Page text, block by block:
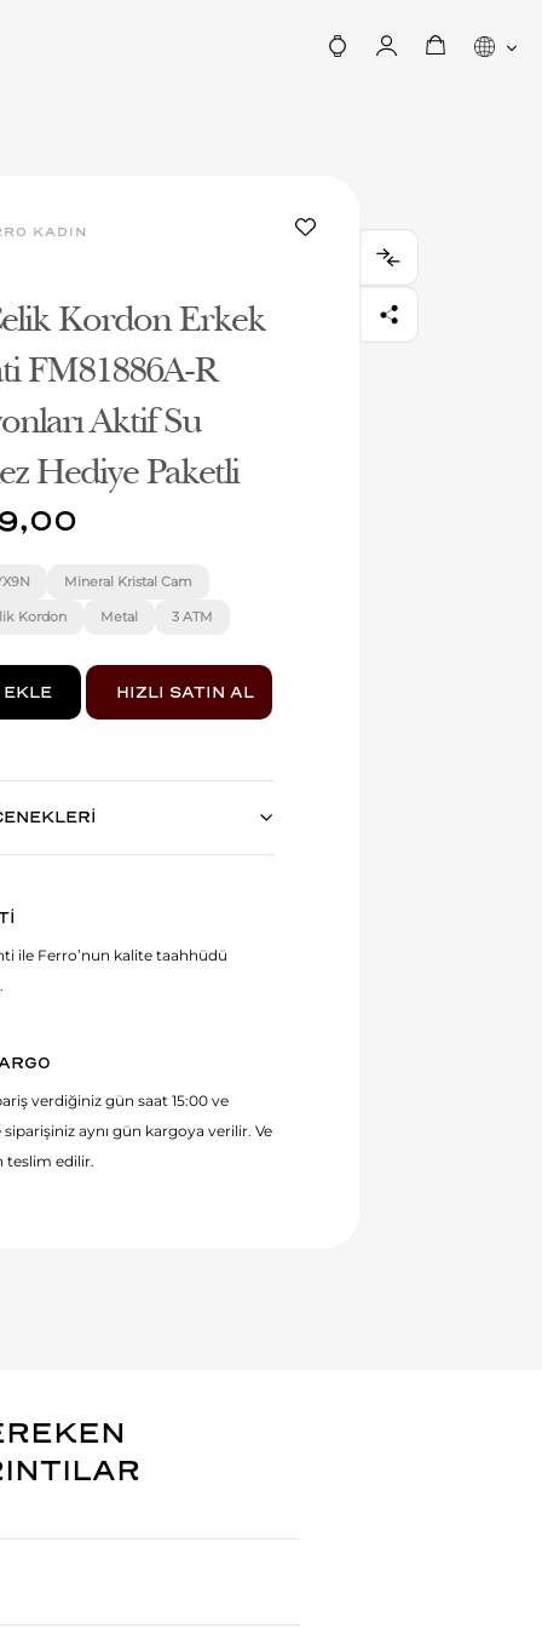
KADIN
Kordon Erkek
FM81886A-R
Aktif Su
Hediye Paketli
Mineral Kristal Cam
Kordon Metal 3 ATM
ile Ferro’nun kalite taahhüdü
verdiğiniz gün saat 15:00 ve
siparişiniz aynı gün kargoya verilir. Ve
teslim edilir.